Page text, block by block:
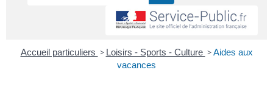
Accueil particuliers > Loisirs - Sports - Culture > Aides aux
vacances